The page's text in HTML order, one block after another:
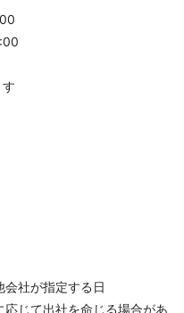
社が指定する日
じて出社を命じる場合があ